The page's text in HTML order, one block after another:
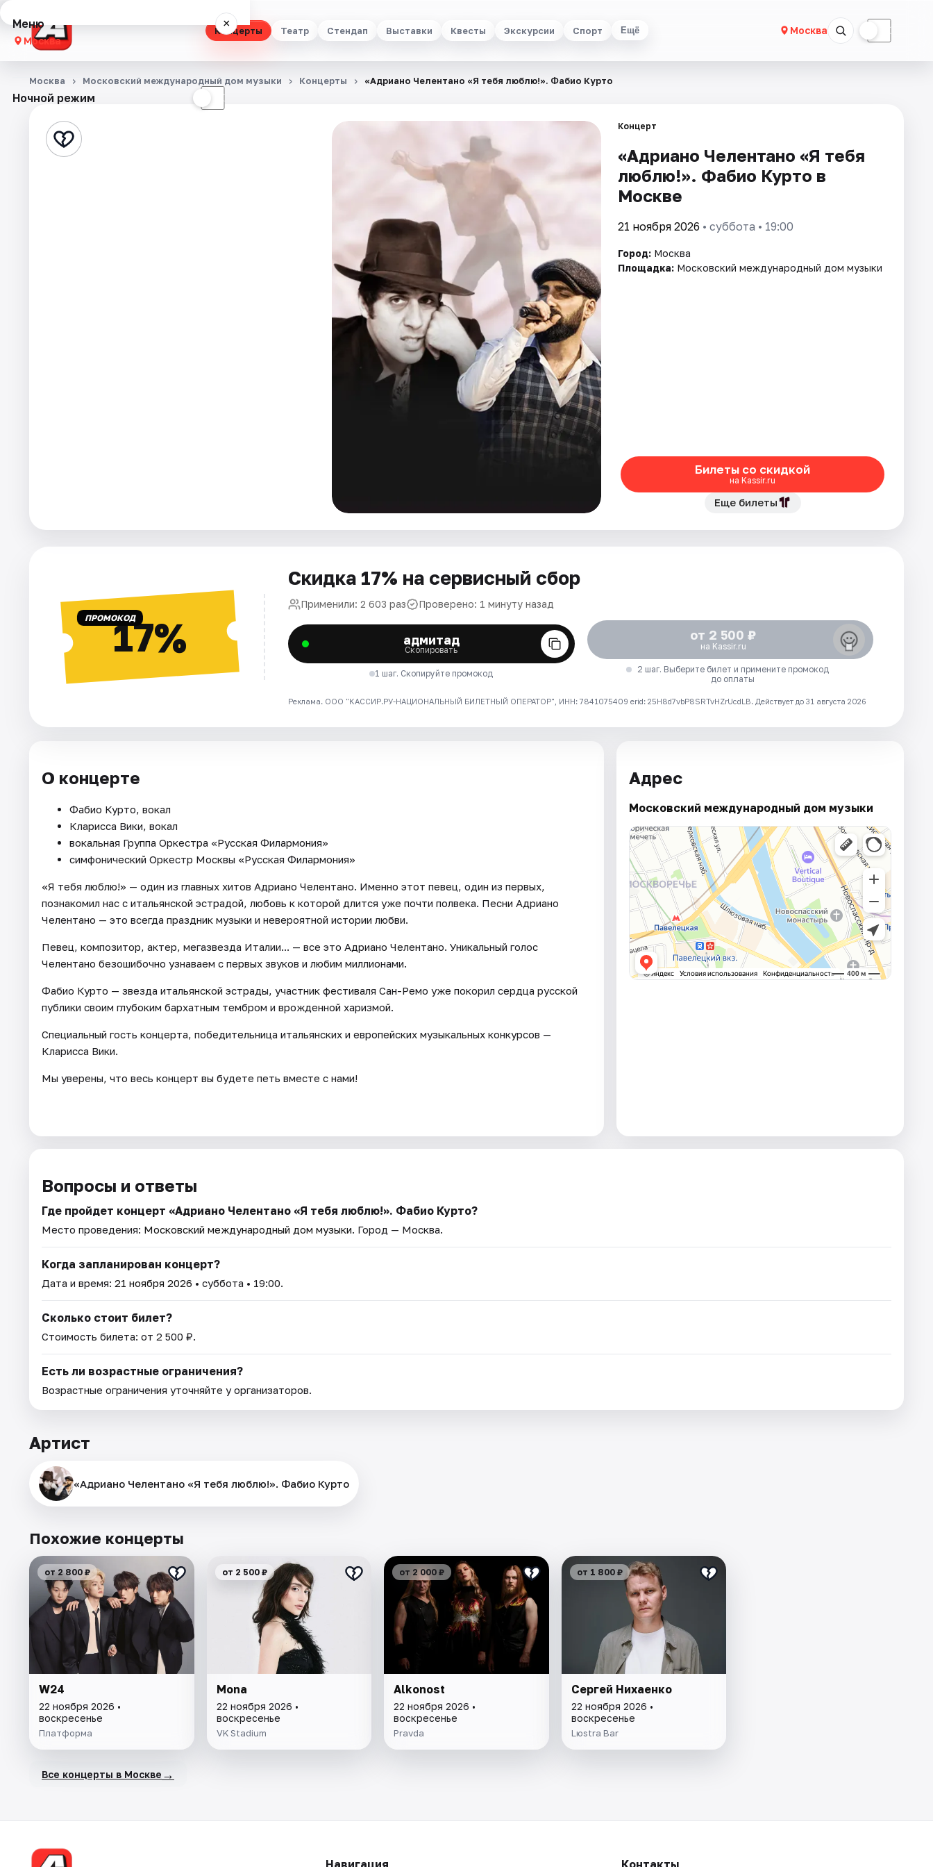
Концерты Театр Стендап Выставки Квесты Экскурсии Спорт Ещё Москва ☾
Меню ×
Москва
Концерты
Стендап
Ночной режим ☾
Москва Московский международный дом музыки Концерты «Адриано Челентано «Я тебя люблю!». Фабио Курто
Концерт
«Адриано Челентано «Я тебя
люблю!». Фабио Курто в
Москве
21 ноября 2026 • суббота • 19:00
Город: Москва
Площадка: Московский международный дом музыки
Билеты со скидкой
на Kassir.ru
Еще билеты
ПРОМОКОД17%
Скидка 17% на сервисный сбор
Применили: 2 603 раз Проверено: 1 минуту назад
адмитад
Скопировать
1 шаг. Скопируйте промокод
от 2 500 ₽
на Kassir.ru
2 шаг. Выберите билет и примените промокод
до оплаты
Реклама. ООО "КАССИР.РУ-НАЦИОНАЛЬНЫЙ БИЛЕТНЫЙ ОПЕРАТОР", ИНН: 7841075409 erid: 25H8d7vbP8SRTvHZrUcdLB. Действует до 31 августа 2026
О концерте
Фабио Курто, вокал
Кларисса Вики, вокал
вокальная Группа Оркестра «Русская Филармония»
симфонический Оркестр Москвы «Русская Филармония»
«Я тебя люблю!» — один из главных хитов Адриано Челентано. Именно этот певец, один из первых,
познакомил нас с итальянской эстрадой, любовь к которой длится уже почти полвека. Песни Адриано
Челентано — это всегда праздник музыки и невероятной истории любви.
Певец, композитор, актер, мегазвезда Италии... — все это Адриано Челентано. Уникальный голос
Челентано безошибочно узнаваем с первых звуков и любим миллионами.
Фабио Курто — звезда итальянской эстрады, участник фестиваля Сан-Ремо уже покорил сердца русской
публики своим глубоким бархатным тембром и врожденной харизмой.
Специальный гость концерта, победительница итальянских и европейских музыкальных конкурсов —
Кларисса Вики.
Мы уверены, что весь концерт вы будете петь вместе с нами!
Адрес
Московский международный дом музыки
Вопросы и ответы
Где пройдет концерт «Адриано Челентано «Я тебя люблю!». Фабио Курто?
Место проведения: Московский международный дом музыки. Город — Москва.
Когда запланирован концерт?
Дата и время: 21 ноября 2026 • суббота • 19:00.
Сколько стоит билет?
Стоимость билета: от 2 500 ₽.
Есть ли возрастные ограничения?
Возрастные ограничения уточняйте у организаторов.
Артист
«Адриано Челентано «Я тебя люблю!». Фабио Курто
Похожие концерты
от 2 800 ₽
W24
22 ноября 2026 •
воскресенье
Платформа
от 2 500 ₽
Mona
22 ноября 2026 •
воскресенье
VK Stadium
от 2 000 ₽
Alkonost
22 ноября 2026 •
воскресенье
Pravda
от 1 800 ₽
Сергей Нихаенко
22 ноября 2026 •
воскресенье
Lюstra Bar
Все концерты в Москве →